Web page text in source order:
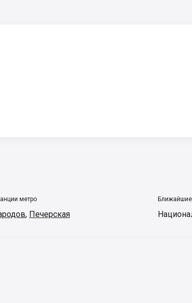
метро
, Печерская